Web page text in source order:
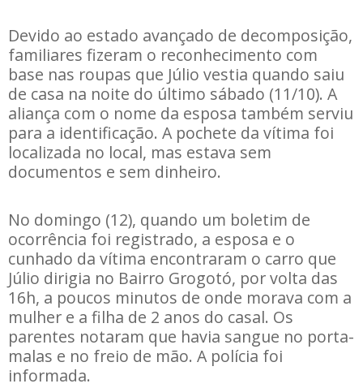
Devido ao estado avançado de decomposição,
familiares fizeram o reconhecimento com
base nas roupas que Júlio vestia quando saiu
de casa na noite do último sábado (11/10). A
aliança com o nome da esposa também serviu
para a identificação. A pochete da vítima foi
localizada no local, mas estava sem
documentos e sem dinheiro.
No domingo (12), quando um boletim de
ocorrência foi registrado, a esposa e o
cunhado da vítima encontraram o carro que
Júlio dirigia no Bairro Grogotó, por volta das
16h, a poucos minutos de onde morava com a
mulher e a filha de 2 anos do casal. Os
parentes notaram que havia sangue no porta-
malas e no freio de mão. A polícia foi
informada.